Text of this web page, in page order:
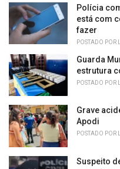
Polícia
está com
fazer
POSTADO POR
Guarda
estrutura
POSTADO POR
Grave
Apodi
POSTADO POR
Suspeito